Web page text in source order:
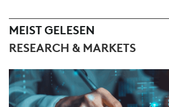
MEIST GELESEN
RESEARCH & MARKETS